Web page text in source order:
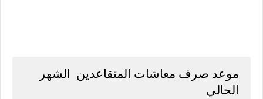
موعد صرف معاشات المتقاعدين الشهر
الحالي